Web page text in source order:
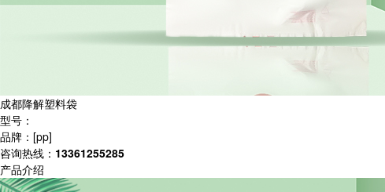
成都降解塑料袋
型号：
品牌：[pp]
咨询热线： 13361255285
产品介绍